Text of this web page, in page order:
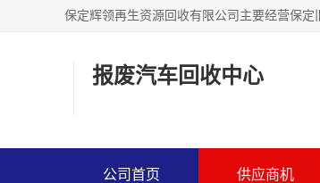
报废汽车回收中心
公司首页 供应商机